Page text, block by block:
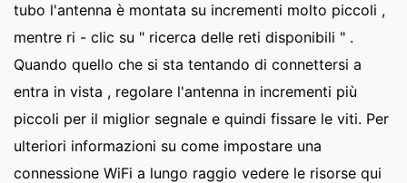
tubo l'antenna è montata su incrementi molto piccoli ,
mentre ri - clic su " ricerca delle reti disponibili " .
Quando quello che si sta tentando di connettersi a
entra in vista , regolare l'antenna in incrementi più
piccoli per il miglior segnale e quindi fissare le viti. Per
ulteriori informazioni su come impostare una
connessione WiFi a lungo raggio vedere le risorse qui